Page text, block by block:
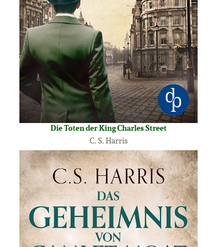
Die Toten der King Charles Street
C. S. Harris